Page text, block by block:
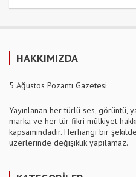
HAKKIMIZDA
5 Ağustos Pozantı Gazetesi
Yayınlanan her türlü ses, görüntü,
marka ve her tür fikri mülkiyet
kapsamındadır. Herhangi bir
üzerlerinde değişiklik yapılamaz.